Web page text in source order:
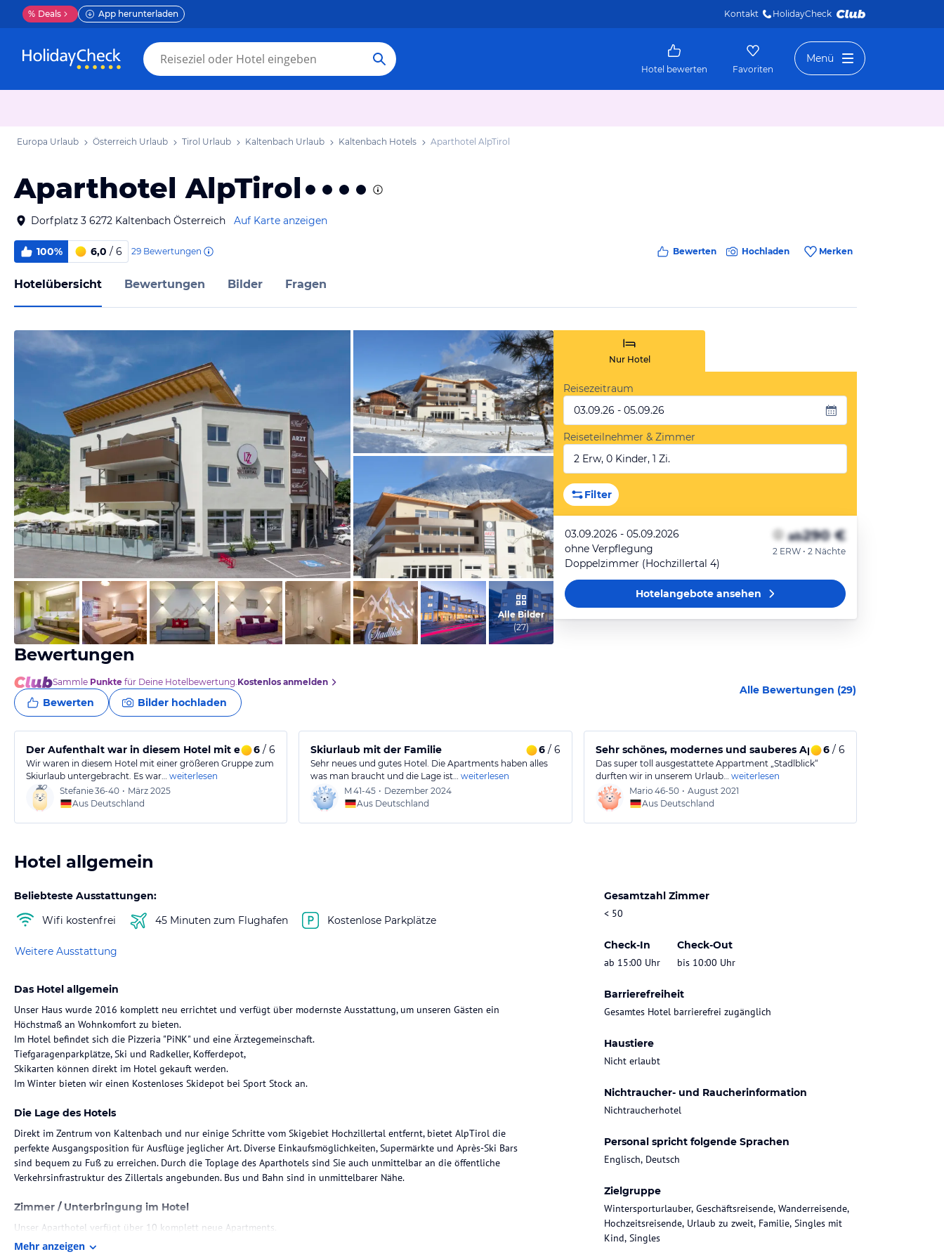
% Deals App herunterladen Kontakt HolidayCheck
Hotel bewerten Favoriten
Menü
Europa Urlaub Österreich Urlaub Tirol Urlaub Kaltenbach Urlaub Kaltenbach Hotels Aparthotel AlpTirol
Aparthotel AlpTirol
Dorfplatz 3 6272 Kaltenbach Österreich Auf Karte anzeigen
100% 6,0 / 6 29 Bewertungen Bewerten Hochladen Merken
Hotelübersicht Bewertungen Bilder Fragen
vom Hotelier, Mai 2018
vom Hotelier, Januar 2017
vom Hotelier, Januar 2017
Alle Bilder
(27)
Nur Hotel
Reisezeitraum
03.09.26 - 05.09.26
Reiseteilnehmer & Zimmer
2 Erw, 0 Kinder, 1 Zi.
Filter
03.09.2026 - 05.09.2026
ohne Verpflegung
Doppelzimmer (Hochzillertal 4)
ab290 €
2 ERW • 2 Nächte
Hotelangeboteansehen
Bewertungen
Sammle Punkte für Deine Hotelbewertung.Kostenlos anmelden
Bewerten Bilder hochladen
Alle Bewertungen (29)
Der Aufenthalt war in diesem Hotel mit einer großen Gruppe sehr angenehm.
6 / 6
Wir waren in diesem Hotel mit einer größeren Gruppe zum
Skiurlaub untergebracht. Es war… weiterlesen
Stefanie36-40 • März 2025
Aus Deutschland
Skiurlaub mit der Familie 6/ 6
Sehr neues und gutes Hotel. Die Apartments haben alles
was man braucht und die Lage ist… weiterlesen
M 41-45 • Dezember 2024
Aus Deutschland
Sehr schönes, modernes und sauberes Appartment
6/ 6
Das super toll ausgestattete Appartment „Stadlblick“
durften wir in unserem Urlaub… weiterlesen
Mario 46-50 • August 2021
Aus Deutschland
Hotel allgemein
Beliebteste Ausstattungen:
Wifi kostenfrei
45 Minuten zum Flughafen Kostenlose Parkplätze
Weitere Ausstattung
Gesamtzahl Zimmer
< 50
Check-In
ab 15:00 Uhr
Check-Out
bis 10:00 Uhr
Barrierefreiheit
Gesamtes Hotel barrierefrei zugänglich
Haustiere
Nicht erlaubt
Nichtraucher- und Raucherinformation
Nichtraucherhotel
Personal spricht folgende Sprachen
Englisch, Deutsch
Zielgruppe
Wintersporturlauber, Geschäftsreisende, Wanderreisende,
Hochzeitsreisende, Urlaub zu zweit, Familie, Singles mit
Kind, Singles
Das Hotel allgemein
Unser Haus wurde 2016 komplett neu errichtet und verfügt über modernste Ausstattung, um unseren Gästen ein
Höchstmaß an Wohnkomfort zu bieten.
Im Hotel befindet sich die Pizzeria "PiNK" und eine Ärztegemeinschaft.
Tiefgaragenparkplätze, Ski und Radkeller, Kofferdepot,
Skikarten können direkt im Hotel gekauft werden.
Im Winter bieten wir einen Kostenloses Skidepot bei Sport Stock an.
Die Lage des Hotels
Direkt im Zentrum von Kaltenbach und nur einige Schritte vom Skigebiet Hochzillertal entfernt, bietet AlpTirol die
perfekte Ausgangsposition für Ausflüge jeglicher Art. Diverse Einkaufsmöglichkeiten, Supermärkte und Après-Ski Bars
sind bequem zu Fuß zu erreichen. Durch die Toplage des Aparthotels sind Sie auch unmittelbar an die öffentliche
Verkehrsinfrastruktur des Zillertals angebunden. Bus und Bahn sind in unmittelbarer Nähe.
Zimmer / Unterbringung im Hotel
Unser Aparthotel verfügt über 10 komplett neue Apartments.
Jedes Apartment Verfügt über Suitpad, Kostenloses WLAN, Telefon, Flat TV mit freien ORF Programmen
Mehr anzeigen